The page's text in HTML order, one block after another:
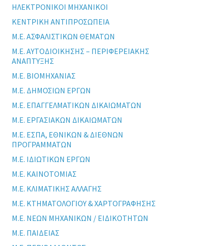
ΗΛΕΚΤΡΟΝΙΚΟΙ ΜΗΧΑΝΙΚΟΙ
ΚΕΝΤΡΙΚΗ ΑΝΤΙΠΡΟΣΩΠΕΙΑ
Μ.Ε. ΑΣΦΑΛΙΣΤΙΚΩΝ ΘΕΜΑΤΩΝ
Μ.Ε. ΑΥΤΟΔΙΟΙΚΗΣΗΣ – ΠΕΡΙΦΕΡΕΙΑΚΗΣ
ΑΝΑΠΤΥΞΗΣ
Μ.Ε. ΒΙΟΜΗΧΑΝΙΑΣ
Μ.Ε. ΔΗΜΟΣΙΩΝ ΕΡΓΩΝ
Μ.Ε. ΕΠΑΓΓΕΛΜΑΤΙΚΩΝ ΔΙΚΑΙΩΜΑΤΩΝ
Μ.Ε. ΕΡΓΑΣΙΑΚΩΝ ΔΙΚΑΙΩΜΑΤΩΝ
Μ.Ε. ΕΣΠΑ, ΕΘΝΙΚΩΝ & ΔΙΕΘΝΩΝ
ΠΡΟΓΡΑΜΜΑΤΩΝ
Μ.Ε. ΙΔΙΩΤΙΚΩΝ ΕΡΓΩΝ
Μ.Ε. ΚΑΙΝΟΤΟΜΙΑΣ
Μ.Ε. ΚΛΙΜΑΤΙΚΗΣ ΑΛΛΑΓΗΣ
Μ.Ε. ΚΤΗΜΑΤΟΛΟΓΙΟΥ & ΧΑΡΤΟΓΡΑΦΗΣΗΣ
Μ.Ε. ΝΕΩΝ ΜΗΧΑΝΙΚΩΝ / ΕΙΔΙΚΟΤΗΤΩΝ
Μ.Ε. ΠΑΙΔΕΙΑΣ